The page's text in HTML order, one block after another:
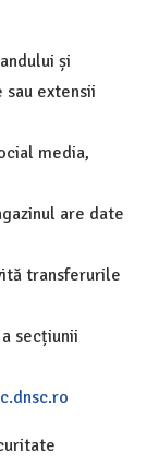
și
extensii
media,
are date
transferurile
secțiunii